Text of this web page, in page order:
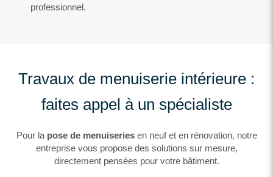
professionnel.
Travaux de menuiserie intérieure :
faites appel à un spécialiste
Pour la pose de menuiseriesen neuf et en rénovation, notre
entreprise vous propose des solutions sur mesure,
directement pensées pour votre bâtiment.